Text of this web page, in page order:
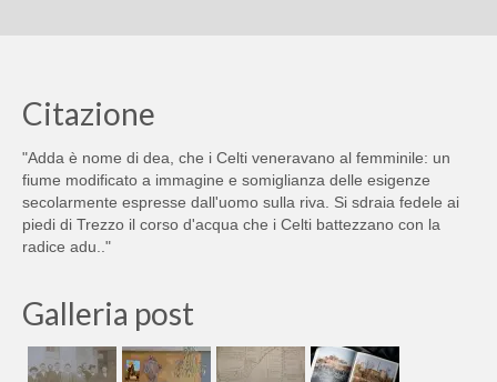
Citazione
"Adda è nome di dea, che i Celti veneravano al femminile: un
fiume modificato a immagine e somiglianza delle esigenze
secolarmente espresse dall'uomo sulla riva. Si sdraia fedele ai
piedi di Trezzo il corso d'acqua che i Celti battezzano con la
radice adu.."
Galleria post